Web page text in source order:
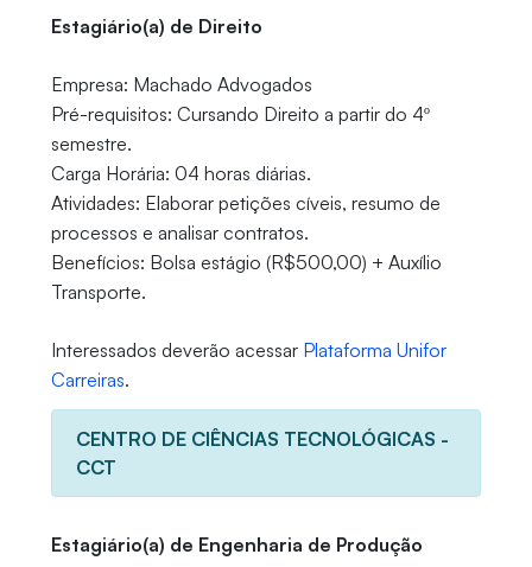
Estagiário(a) de Direito
Empresa: Machado Advogados
Pré-requisitos: Cursando Direito a partir do 4º
semestre.
Carga Horária: 04 horas diárias.
Atividades: Elaborar petições cíveis, resumo de
processos e analisar contratos.
Benefícios: Bolsa estágio (R$500,00) + Auxílio
Transporte.
Interessados deverão acessar Plataforma Unifor
Carreiras.
CENTRO DE CIÊNCIAS TECNOLÓGICAS -
CCT
Estagiário(a) de Engenharia de Produção